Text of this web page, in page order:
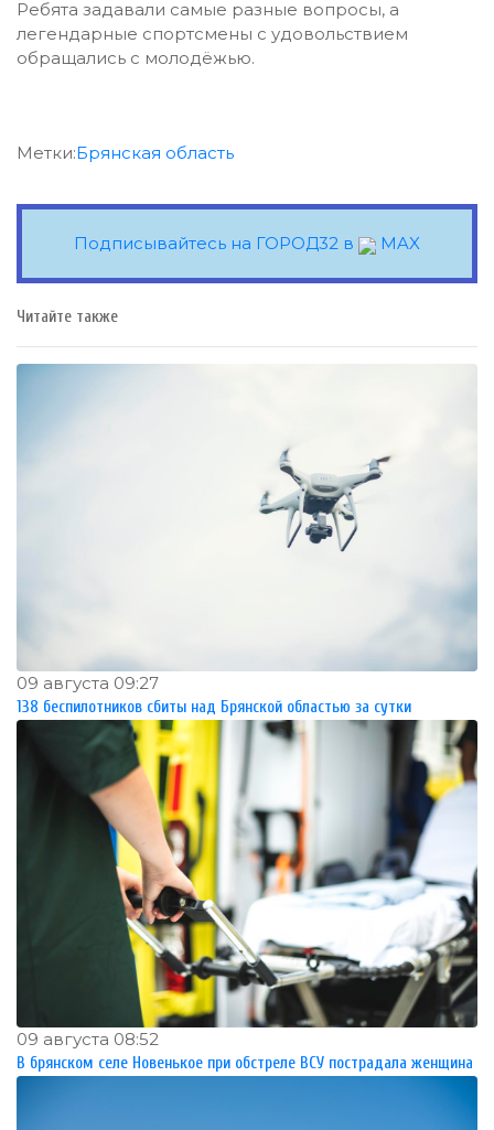
Ребята задавали самые разные вопросы, а
легендарные спортсмены с удовольствием
обращались с молодёжью.
Метки:Брянская область
Подписывайтесь на ГОРОД32 в MAX
Читайте также
09 августа 09:27
138 беспилотников сбиты над Брянской областью за сутки
09 августа 08:52
В брянском селе Новенькое при обстреле ВСУ пострадала женщина